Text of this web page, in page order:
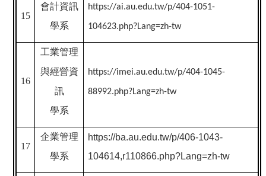
15
會計資訊
學系
https://ai.au.edu.tw/p/404-1051-
104623.php?Lang=zh-tw
16
工業管理
與經營資
訊
學系
https://imei.au.edu.tw/p/404-1045-
88992.php?Lang=zh-tw
17
企業管理
學系
https://ba.au.edu.tw/p/406-1043-
104614,r110866.php?Lang=zh-tw